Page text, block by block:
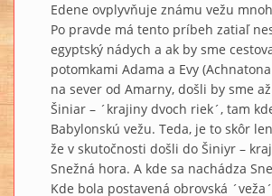
Edene ovplyvňuje známu vežu
Po pravde má tento príbeh zatiaľ
egyptský nádych a ak by sme
potomkami Adama a Evy
na sever od Amarny, došli by sme
Šiniar – ´krajiny dvoch riek´, tam
Babylonskú vežu. Teda, je to skôr
že v skutočnosti došli do Šiniyr –
Snežná hora. A kde sa nachádza
Kde bola postavená obrovská